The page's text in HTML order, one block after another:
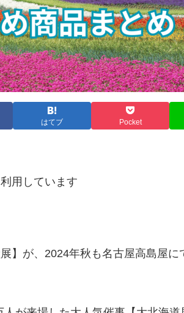
はてブ Pocket
用しています
】が、2024年秋も名古屋高島屋に